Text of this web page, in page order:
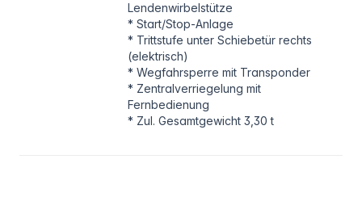
Lendenwirbelstütze
* Start/Stop-Anlage
* Trittstufe unter Schiebetür rechts
(elektrisch)
* Wegfahrsperre mit Transponder
* Zentralverriegelung mit
Fernbedienung
* Zul. Gesamtgewicht 3,30 t